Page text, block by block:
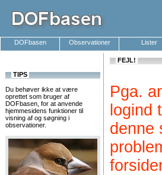
DOFbasen Observationer Lister
TIPS
Du behøver ikke at være
oprettet som bruger af
DOFbasen, for at anvende
hjemmesidens funktioner til
visning af og søgning i
observationer.
FEJL!
Pga.
logind
denne